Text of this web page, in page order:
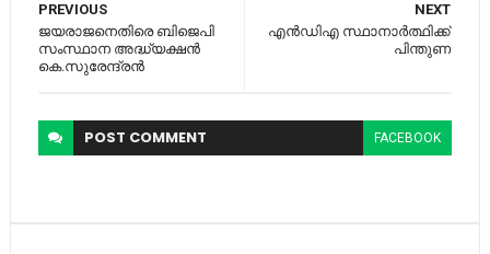
NEXT
എൻഡിഎ സ്ഥാനാർത്ഥിക്ക്
പിന്തുണ
PREVIOUS
ജയരാജനെതിരെ ബിജെപി
സംസ്ഥാന അദ്ധ്യക്ഷന്‍
കെ.സുരേന്ദ്രന്‍
POST COMMENT FACEBOOK